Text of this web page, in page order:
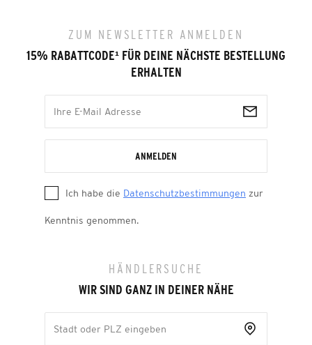
ZUM NEWSLETTER ANMELDEN
15% RABATTCODE¹ FÜR DEINE NÄCHSTE BESTELLUNG
ERHALTEN
ANMELDEN
Ich habe die Datenschutzbestimmungen zur
Kenntnis genommen.
HÄNDLERSUCHE
WIR SIND GANZ IN DEINER NÄHE